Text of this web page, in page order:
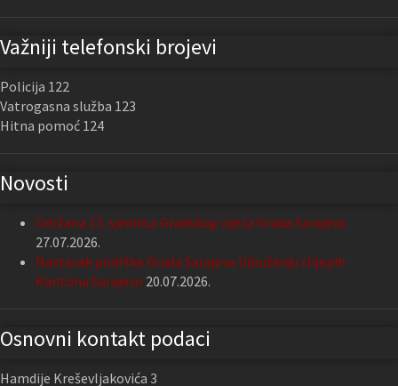
Važniji telefonski brojevi
Policija 122
Vatrogasna služba 123
Hitna pomoć 124
Novosti
Održana 13. sjednica Gradskog vijeća Grada Sarajeva
27.07.2026.
Nastavak podrške Grada Sarajeva Udruženju slijepih
Kantona Sarajevo 20.07.2026.
Osnovni kontakt podaci
Hamdije Kreševljakovića 3